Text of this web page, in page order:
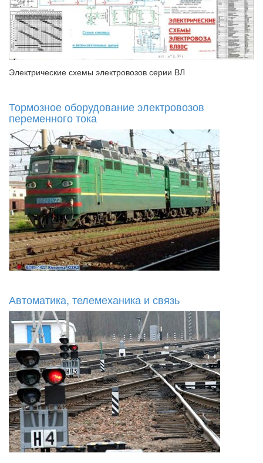
Электрические схемы электровозов серии ВЛ
Тормозное оборудование электровозов
переменного тока
Автоматика, телемеханика и связь